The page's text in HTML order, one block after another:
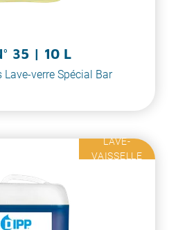
35 | 10 L
verre Spécial Bar
LAVE-
VAISSELLE